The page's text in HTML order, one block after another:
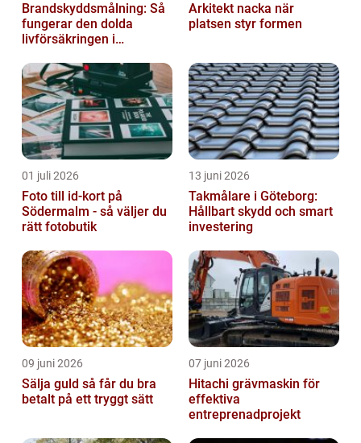
Brandskyddsmålning: Så
fungerar den dolda
livförsäkringen i
Arkitekt nacka när
platsen styr formen
01 juli 2026
Foto till id-kort på
Södermalm - så väljer du
rätt fotobutik
13 juni 2026
Takmålare i Göteborg:
Hållbart skydd och smart
investering
09 juni 2026
Sälja guld så får du bra
betalt på ett tryggt sätt
07 juni 2026
Hitachi grävmaskin för
effektiva
entreprenadprojekt